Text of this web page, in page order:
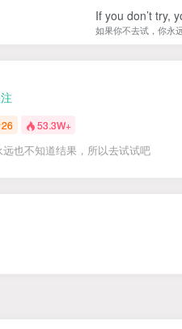
If you don’t try,
如果你不去试，你永
26 53.3W+
也不知道结果，所以去试试吧